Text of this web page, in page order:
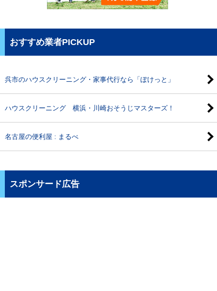
おすすめ業者PICKUP
呉市のハウスクリーニング・家事代行なら「ぽけっと」
ハウスクリーニング 横浜・川崎おそうじマスターズ！
名古屋の便利屋 : まるべ
スポンサード広告